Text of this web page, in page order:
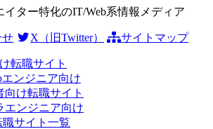
イター特化のIT/Web系情報メディア
せ X（旧Twitter） サイトマップ
転職サイト
エンジニア向け
向け転職サイト
エンジニア向け
職サイト一覧